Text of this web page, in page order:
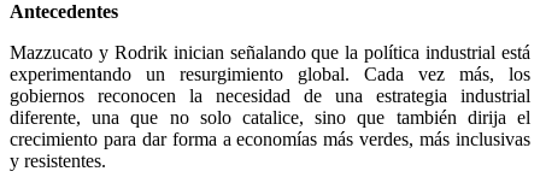
Antecedentes
Mazzucato y Rodrik inician señalando que la política industrial está
experimentando un resurgimiento global. Cada vez más, los
gobiernos reconocen la necesidad de una estrategia industrial
diferente, una que no solo catalice, sino que también dirija el
crecimiento para dar forma a economías más verdes, más inclusivas
y resistentes.